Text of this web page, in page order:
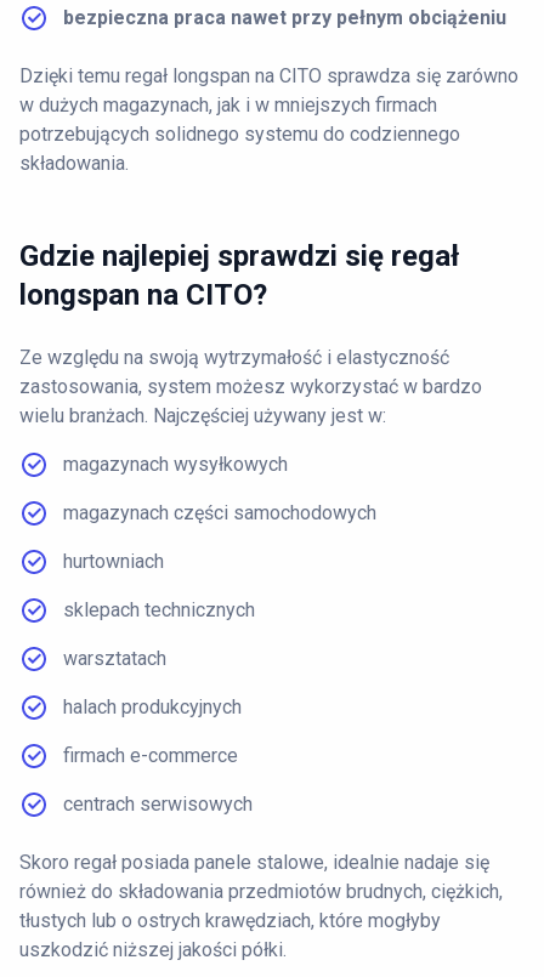
bezpieczna praca nawet przy pełnym obciążeniu
Dzięki temu regał longspan na CITO sprawdza się zarówno
w dużych magazynach, jak i w mniejszych firmach
potrzebujących solidnego systemu do codziennego
składowania.
Gdzie najlepiej sprawdzi się regał
longspan na CITO?
Ze względu na swoją wytrzymałość i elastyczność
zastosowania, system możesz wykorzystać w bardzo
wielu branżach. Najczęściej używany jest w:
magazynach wysyłkowych
magazynach części samochodowych
hurtowniach
sklepach technicznych
warsztatach
halach produkcyjnych
firmach e-commerce
centrach serwisowych
Skoro regał posiada panele stalowe, idealnie nadaje się
również do składowania przedmiotów brudnych, ciężkich,
tłustych lub o ostrych krawędziach, które mogłyby
uszkodzić niższej jakości półki.